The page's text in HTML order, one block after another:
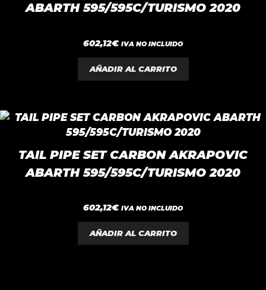
ABARTH 595/595C/TURISMO 2020
0
d
e
5
602,12€ IVA NO INCLUIDO
AÑADIR AL CARRITO
TAIL PIPE SET CARBON AKRAPOVIC
ABARTH 595/595C/TURISMO 2020
0
d
e
5
602,12€ IVA NO INCLUIDO
AÑADIR AL CARRITO